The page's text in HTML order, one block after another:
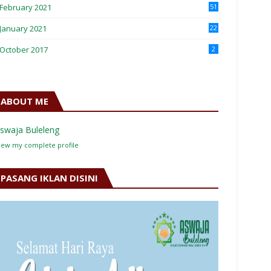
February 2021 51
January 2021 22
October 2017 2
ABOUT ME
Buleleng
my complete profile
PASANG IKLAN DISINI